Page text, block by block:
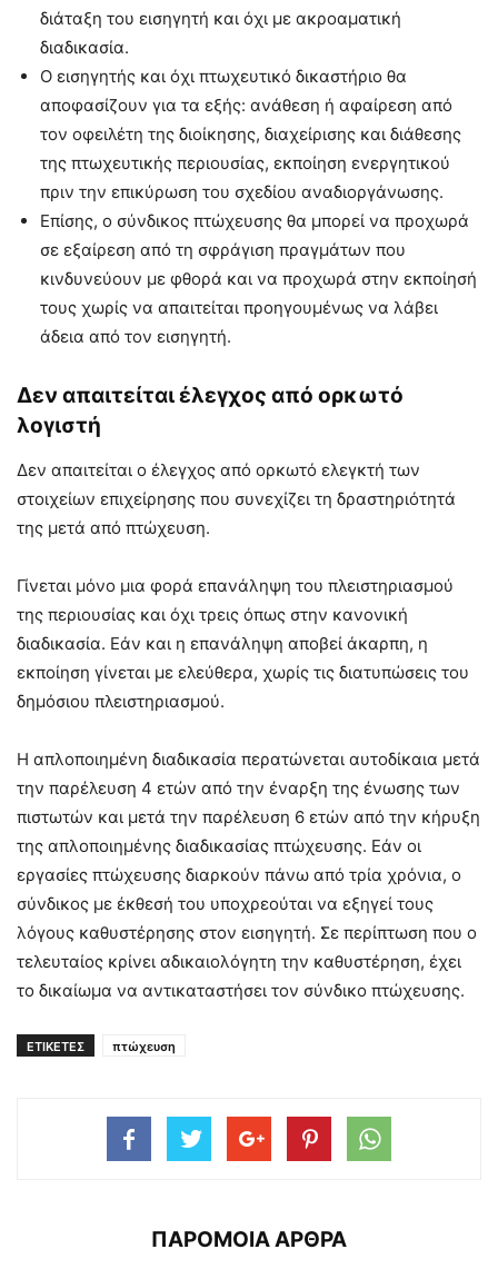
διάταξη του εισηγητή και όχι με ακροαματική
διαδικασία.
Ο εισηγητής και όχι πτωχευτικό δικαστήριο θα
αποφασίζουν για τα εξής: ανάθεση ή αφαίρεση από
τον οφειλέτη της διοίκησης, διαχείρισης και διάθεσης
της πτωχευτικής περιουσίας, εκποίηση ενεργητικού
πριν την επικύρωση του σχεδίου αναδιοργάνωσης.
Επίσης, ο σύνδικος πτώχευσης θα μπορεί να προχωρά
σε εξαίρεση από τη σφράγιση πραγμάτων που
κινδυνεύουν με φθορά και να προχωρά στην εκποίησή
τους χωρίς να απαιτείται προηγουμένως να λάβει
άδεια από τον εισηγητή.
Δεν απαιτείται έλεγχος από ορκωτό
λογιστή
Δεν απαιτείται ο έλεγχος από ορκωτό ελεγκτή των
στοιχείων επιχείρησης που συνεχίζει τη δραστηριότητά
της μετά από πτώχευση.
Γίνεται μόνο μια φορά επανάληψη του πλειστηριασμού
της περιουσίας και όχι τρεις όπως στην κανονική
διαδικασία. Εάν και η επανάληψη αποβεί άκαρπη, η
εκποίηση γίνεται με ελεύθερα, χωρίς τις διατυπώσεις του
δημόσιου πλειστηριασμού.
Η απλοποιημένη διαδικασία περατώνεται αυτοδίκαια μετά
την παρέλευση 4 ετών από την έναρξη της ένωσης των
πιστωτών και μετά την παρέλευση 6 ετών από την κήρυξη
της απλοποιημένης διαδικασίας πτώχευσης. Εάν οι
εργασίες πτώχευσης διαρκούν πάνω από τρία χρόνια, ο
σύνδικος με έκθεσή του υποχρεούται να εξηγεί τους
λόγους καθυστέρησης στον εισηγητή. Σε περίπτωση που ο
τελευταίος κρίνει αδικαιολόγητη την καθυστέρηση, έχει
το δικαίωμα να αντικαταστήσει τον σύνδικο πτώχευσης.
ΕΤΙΚΕΤΕΣ πτώχευση
ΠΑΡΟΜΟΙΑ ΑΡΘΡΑ